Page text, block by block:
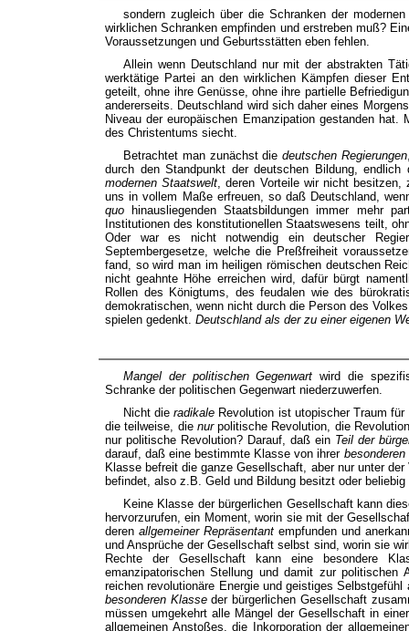
sondern zugleich über die Schranken der
wirklichen Schranken empfinden und erstreben muß?
Voraussetzungen und Geburtsstätten eben fehlen.
Allein wenn Deutschland nur mit der abstrakten
werktätige Partei an den wirklichen Kämpfen dieser
geteilt, ohne ihre Genüsse, ohne ihre partielle
andererseits. Deutschland wird sich daher eines
Niveau der europäischen Emanzipation gestanden
des Christentums siecht.
Betrachtet man zunächst diedeutschen Regierungen
durch den Standpunkt der deutschen Bildung,
modernen Staatswelt, deren Vorteile wir nicht
uns in vollem Maße erfreuen, so daß Deutschland,
quo hinausliegenden Staatsbildungen immer mehr
Institutionen des konstitutionellen Staatswesens teilt,
Oder war es nicht notwendig ein deutscher
Septembergesetze, welche die Preßfreiheit
fand, so wird man im heiligen römischen deutschen
nicht geahnte Höhe erreichen wird, dafür bürgt
Rollen des Königtums, des feudalen wie des
demokratischen, wenn nicht durch die Person des
spielen gedenkt. Deutschland als der zu einer eigenen
Mangel der politischen Gegenwart wird die
Schranke der politischen Gegenwart niederzuwerfen.
Nicht dieradikale Revolution ist utopischer Traum
die teilweise, die nurpolitische Revolution, die
nur politische Revolution? Darauf, daß ein Teil der
darauf, daß eine bestimmte Klasse von ihrer
Klasse befreit die ganze Gesellschaft, aber nur unter
befindet, also z.B. Geld und Bildung besitzt oder beliebig
Keine Klasse der bürgerlichen Gesellschaft kann
hervorzurufen, ein Moment, worin sie mit der
deren allgemeiner Repräsentantempfunden und
und Ansprüche der Gesellschaft selbst sind, worin sie
Rechte der Gesellschaft kann eine besondere
emanzipatorischen Stellung und damit zur politischen
reichen revolutionäre Energie und geistiges
besonderen Klasseder bürgerlichen Gesellschaft
müssen umgekehrt alle Mängel der Gesellschaft in
allgemeinen Anstoßes, die Inkorporation der